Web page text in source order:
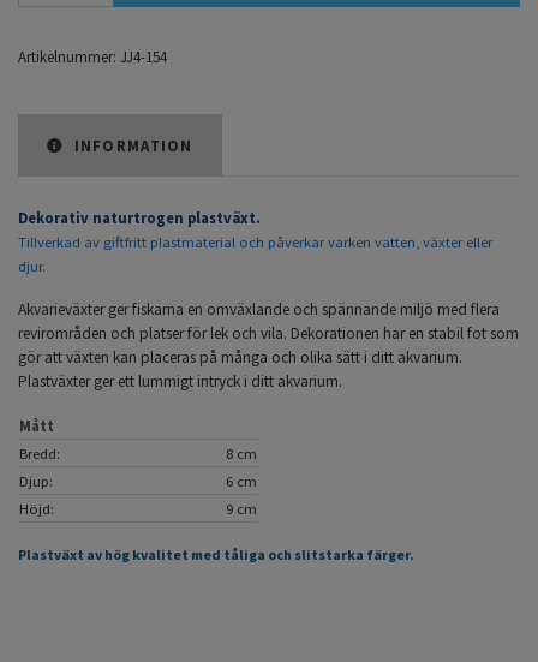
Artikelnummer: JJ4-154
INFORMATION
Dekorativ naturtrogen plastväxt.
Tillverkad av giftfritt plastmaterial och påverkar varken vatten, växter eller
djur.
Akvarieväxter ger fiskarna en omväxlande och spännande miljö med flera
revirområden och platser för lek och vila. Dekorationen har en stabil fot som
gör att växten kan placeras på många och olika sätt i ditt akvarium.
Plastväxter ger ett lummigt intryck i ditt akvarium.
Mått
Bredd:
8 cm
Djup:
6 cm
Höjd:
9 cm
Plastväxt av hög kvalitet med tåliga och slitstarka färger.